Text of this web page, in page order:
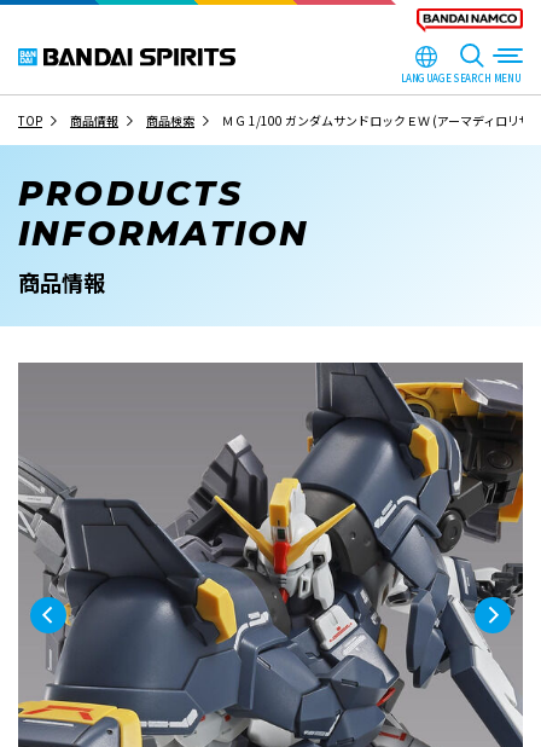
LANGUAGESEARCH
TOP 商品情報 商品検索 ＭＧ 1/100 ガンダムサンドロックＥＷ (アーマディロリザ
PRODUCTS
INFORMATION
商品情報